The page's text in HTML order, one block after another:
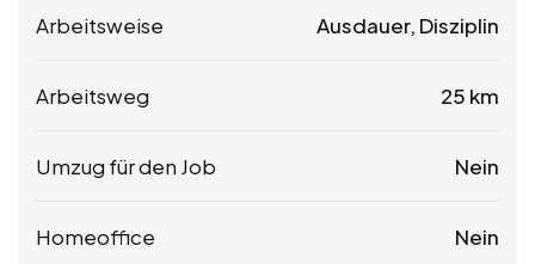
Arbeitsweise Ausdauer, Disziplin
Arbeitsweg 25 km
Umzug für den Job Nein
Homeoffice Nein